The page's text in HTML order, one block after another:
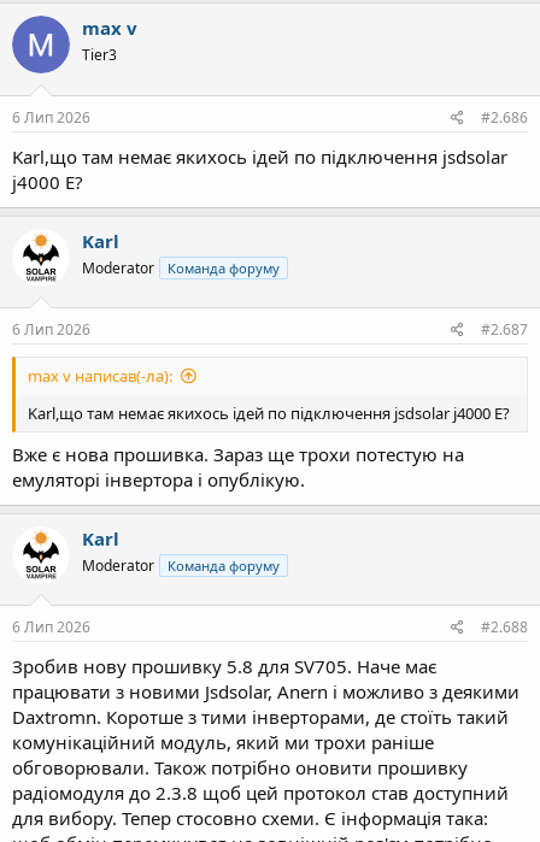
max v
Tier3
6 Лип 2026 #2.686
Karl,що там немає якихось ідей по підключення jsdsolar
j4000 E?
Karl
Moderator Команда форуму
6 Лип 2026 #2.687
max v написав(-ла):
Karl,що там немає якихось ідей по підключення jsdsolar j4000 E?
Вже є нова прошивка. Зараз ще трохи потестую на
емуляторі інвертора і опублікую.
Karl
Moderator Команда форуму
6 Лип 2026 #2.688
Зробив нову прошивку 5.8 для SV705. Наче має
працювати з новими Jsdsolar, Anern і можливо з деякими
Daxtromn. Коротше з тими інверторами, де стоїть такий
комунікаційний модуль, який ми трохи раніше
обговорювали. Також потрібно оновити прошивку
радіомодуля до 2.3.8 щоб цей протокол став доступний
для вибору. Тепер стосовно схеми. Є інформація така: